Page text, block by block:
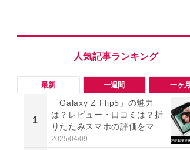
最新 一週間 一ヶ月
1
「Galaxy Z Flip5」の魅力
は？レビュー・口コミは？折
りたたみスマホの評価をマニ
アが詳しく解説
2025/04/09